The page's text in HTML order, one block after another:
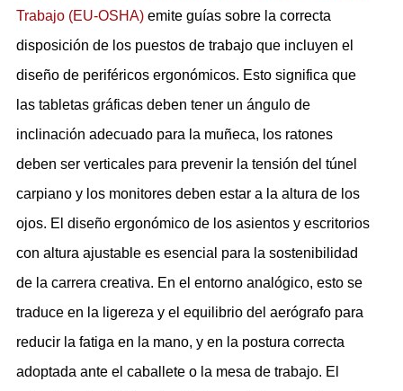
Trabajo (EU-OSHA)emite guías sobre la correcta
disposición de los puestos de trabajo que incluyen el
diseño de periféricos ergonómicos. Esto significa que
las tabletas gráficas deben tener un ángulo de
inclinación adecuado para la muñeca, los ratones
deben ser verticales para prevenir la tensión del túnel
carpiano y los monitores deben estar a la altura de los
ojos. El diseño ergonómico de los asientos y escritorios
con altura ajustable es esencial para la sostenibilidad
de la carrera creativa. En el entorno analógico, esto se
traduce en la ligereza y el equilibrio del aerógrafo para
reducir la fatiga en la mano, y en la postura correcta
adoptada ante el caballete o la mesa de trabajo. El